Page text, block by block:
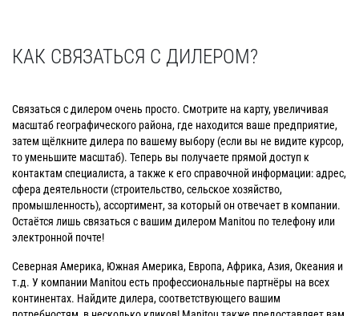
КАК СВЯЗАТЬСЯ С ДИЛЕРОМ?
Связаться с дилером очень просто. Смотрите на карту, увеличивая
масштаб географического района, где находится ваше предприятие,
затем щёлкните дилера по вашему выбору (если вы не видите курсор,
то уменьшите масштаб). Теперь вы получаете прямой доступ к
контактам специалиста, а также к его справочной информации: адрес,
сфера деятельности (строительство, сельское хозяйство,
промышленность), ассортимент, за который он отвечает в компании.
Остаётся лишь связаться с вашим дилером Manitou по телефону или
электронной почте!
Северная Америка, Южная Америка, Европа, Африка, Азия, Океания и
т.д. У компании Manitou есть профессиональные партнёры на всех
континентах. Найдите дилера, соответствующего вашим